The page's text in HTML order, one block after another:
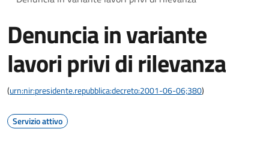
Denuncia in variante
lavori privi di rilevanza
(urn:nir:presidente.repubblica:decreto:2001-06-06;380)
Servizio attivo